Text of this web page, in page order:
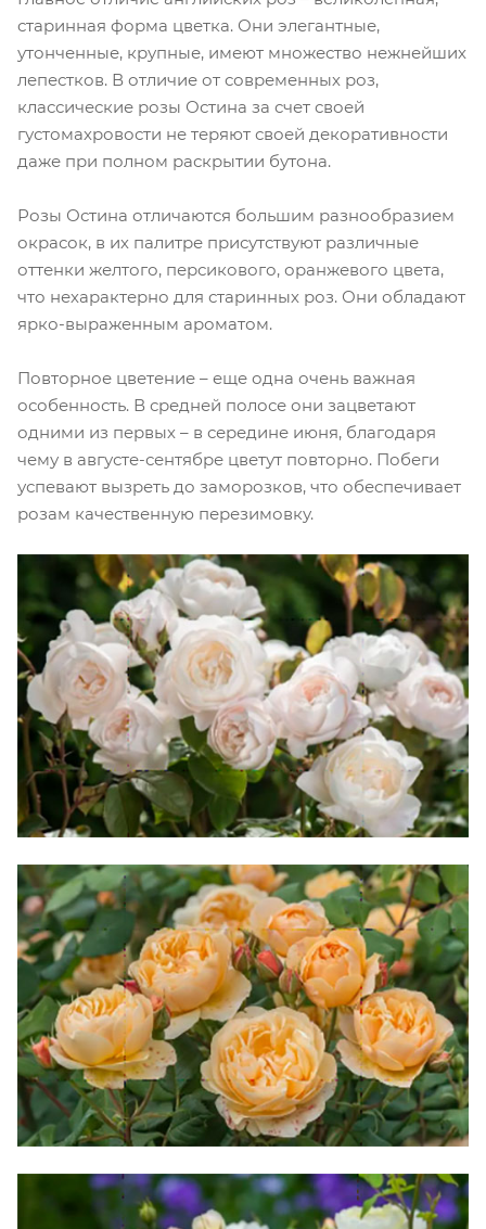
старинная форма цветка. Они элегантные,
утонченные, крупные, имеют множество нежнейших
лепестков. В отличие от современных роз,
классические розы Остина за счет своей
густомахровости не теряют своей декоративности
даже при полном раскрытии бутона.
Розы Остина отличаются большим разнообразием
окрасок, в их палитре присутствуют различные
оттенки желтого, персикового, оранжевого цвета,
что нехарактерно для старинных роз. Они обладают
ярко-выраженным ароматом.
Повторное цветение – еще одна очень важная
особенность. В средней полосе они зацветают
одними из первых – в середине июня, благодаря
чему в августе-сентябре цветут повторно. Побеги
успевают вызреть до заморозков, что обеспечивает
розам качественную перезимовку.